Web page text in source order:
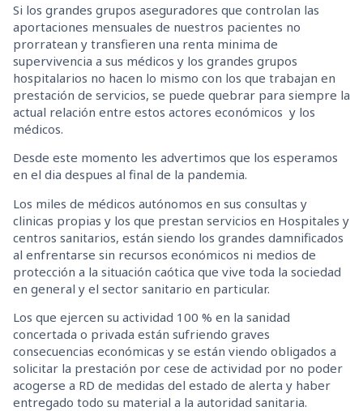
Si los grandes grupos aseguradores que controlan las
aportaciones mensuales de nuestros pacientes no
prorratean y transfieren una renta minima de
supervivencia a sus médicos y los grandes grupos
hospitalarios no hacen lo mismo con los que trabajan en
prestación de servicios, se puede quebrar para siempre la
actual relación entre estos actores económicos y los
médicos.
Desde este momento les advertimos que los esperamos
en el dia despues al final de la pandemia.
Los miles de médicos autónomos en sus consultas y
clinicas propias y los que prestan servicios en Hospitales y
centros sanitarios, están siendo los grandes damnificados
al enfrentarse sin recursos económicos ni medios de
protección a la situación caótica que vive toda la sociedad
en general y el sector sanitario en particular.
Los que ejercen su actividad 100 % en la sanidad
concertada o privada están sufriendo graves
consecuencias económicas y se están viendo obligados a
solicitar la prestación por cese de actividad por no poder
acogerse a RD de medidas del estado de alerta y haber
entregado todo su material a la autoridad sanitaria.